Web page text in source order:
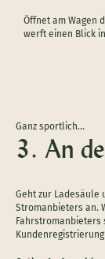
Öffnet am Wagen
werft einen Blick
Ganz sportlich…
3. An
Geht zur Ladesäule
Stromanbieters an.
Fahrstromanbieters